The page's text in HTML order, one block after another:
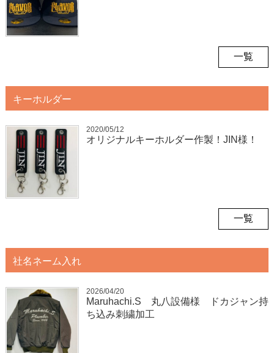
一覧
キーホルダー
2020/05/12
オリジナルキーホルダー作製！JIN様！
一覧
社名ネーム入れ
2026/04/20
Maruhachi.S 丸八設備様 ドカジャン持
ち込み刺繍加工